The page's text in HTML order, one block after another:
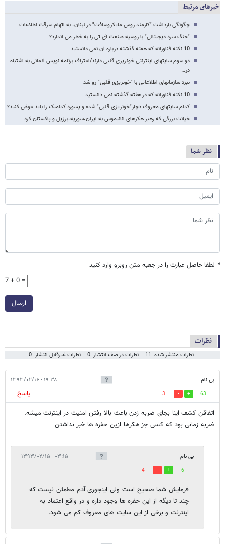
خبرهای مرتبط
چگونگی بازداشت "کارمند روس مایکروسافت" در لبنان، به اتهام سرقت اطلاعات
"جنگ سرد دیجیتالی" با روسیه صنعت آی تی را به خطر می اندازد؟
10 نکته فناورانه که هفته گذشته درباره آن نمی دانستید
دو سوم سایتهای اینترنتی خونریزی قلبی دارند/اعتراف برنامه نویس آلمانی به اشتباه
در…
نبرد سازمانهای اطلاعاتی با "خونریزی قلبی" رو شد
10 نکته فناورانه که در هفته گذشته نمی دانستید
کدام سایتهای معروف دچار"خونریزی قلبی" شده و پسورد کدامیک را باید عوض کنید؟
خیانت بزرگی که رهبر هکرهای انانیموس به ایران،سوریه،برزیل و پاکستان کرد
نظر شما
* لطفا حاصل عبارت را در جعبه متن روبرو وارد کنید
7 + 0 =
ارسال
نظرات
نظرات منتشر شده: 11 نظرات در صف انتشار: 0 نظرات غیرقابل انتشار: 0
بی نام ۱۹:۳۸ - ۱۳۹۳/۰۲/۱۴
63
3
پاسخ
اتفاقن کشف اینا بجای ضربه زدن باعث بالا رفتن امنیت در اینترنت میشه.
ضربه زمانی بود که کسی جز هکرها ازین حفره ها خبر نداشتن
بی نام ۰۳:۱۵ - ۱۳۹۳/۰۲/۱۵
6
4
فرمایش شما صحیح است ولی اینجوری آدم مطمئن نیست که
چند تا دیگه از این حفره ها وجود داره و در واقع اعتماد به
اینترنت و برخی از این سایت های معروف کم می شود.